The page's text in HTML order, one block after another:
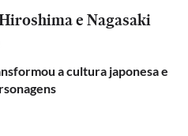
e Nagasaki
a cultura japonesa e